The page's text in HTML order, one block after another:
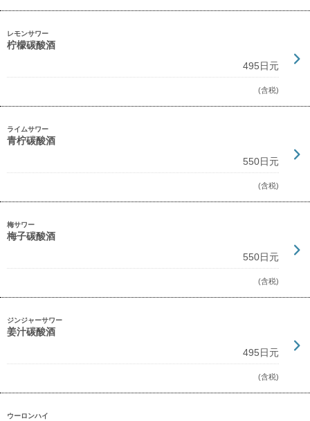
レモンサワー
柠檬碳酸酒
495日元
(含税)
ライムサワー
青柠碳酸酒
550日元
(含税)
梅サワー
梅子碳酸酒
550日元
(含税)
ジンジャーサワー
姜汁碳酸酒
495日元
(含税)
ウーロンハイ